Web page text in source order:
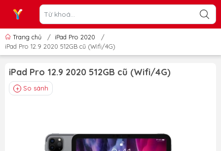
Trang chủ / iPad Pro 2020
/
iPad Pro 12.9 2020 512GB cũ (Wifi/4G)
iPad Pro 12.9 2020 512GB cũ (Wifi/4G)
So sánh